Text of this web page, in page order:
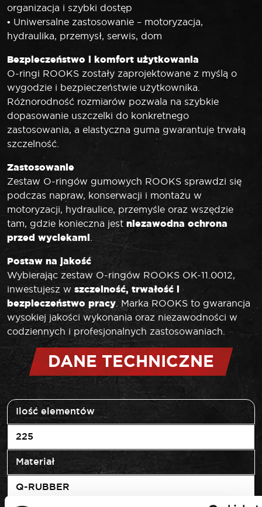
organizacja i szybki dostęp
• Uniwersalne zastosowanie – motoryzacja,
hydraulika, przemysł, serwis, dom
Bezpieczeństwo i komfort użytkowania
O-ringi ROOKS zostały zaprojektowane z myślą o
wygodzie i bezpieczeństwie użytkownika.
Różnorodność rozmiarów pozwala na szybkie
dopasowanie uszczelki do konkretnego
zastosowania, a elastyczna guma gwarantuje trwałą
szczelność.
Zastosowanie
Zestaw O-ringów gumowych ROOKS sprawdzi się
podczas napraw, konserwacji i montażu w
motoryzacji, hydraulice, przemyśle oraz wszędzie
tam, gdzie konieczna jest niezawodna ochrona
przed wyciekami
Postaw na jakość
Wybierając zestaw O-ringów ROOKS OK-11.0012,
inwestujesz w szczelność, trwałość i
bezpieczeństwo pracy . Marka ROOKS to gwarancja
wysokiej jakości wykonania oraz niezawodności w
codziennych i profesjonalnych zastosowaniach.
DANE TECHNICZNE
Ilość elementów
225
Materiał
Q-RUBBER